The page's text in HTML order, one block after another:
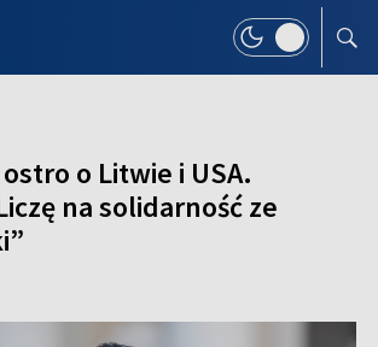
o Litwie i USA.
na solidarność ze